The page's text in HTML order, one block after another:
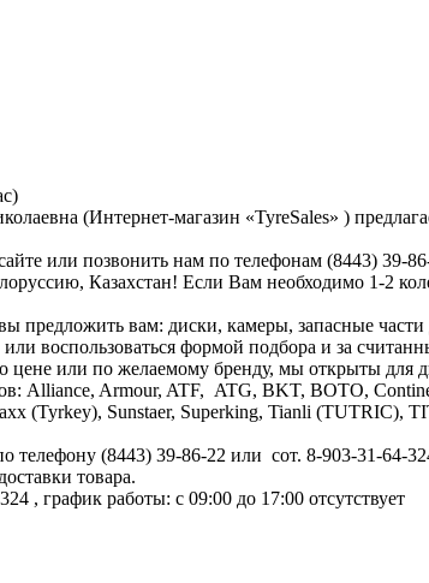
(Интернет-магазин «TyreSales» )
или позвонить нам по телефонам (8443)
Казахстан! Если Вам необходимо 1-2
предложить вам: диски, камеры, запасные
воспользоваться формой подбора и за
цене или по желаемому бренду, мы открыты для
Alliance, Armour, ATF, ATG, BKT, BOTO,
(Tyrkey), Sunstaer, Superking, Tianli
(8443) 39-86-22 или сот. 8-903-31-64-
товара.
, график работы: с 09:00 до 17:00 отсутствует